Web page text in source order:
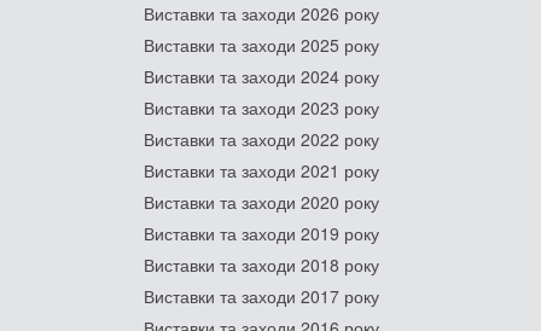
Виставки та заходи 2026 року
Виставки та заходи 2025 року
Виставки та заходи 2024 року
Виставки та заходи 2023 року
Виставки та заходи 2022 року
Виставки та заходи 2021 року
Виставки та заходи 2020 року
Виставки та заходи 2019 року
Виставки та заходи 2018 року
Виставки та заходи 2017 року